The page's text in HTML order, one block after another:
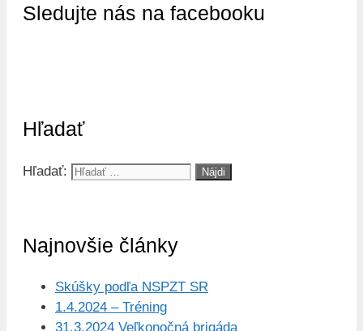
Sledujte nás na facebooku
Hľadať
Hľadať:
Najnovšie články
Skúšky podľa NSPZT SR
1.4.2024 – Tréning
31.3.2024 Veľkonočná brigáda